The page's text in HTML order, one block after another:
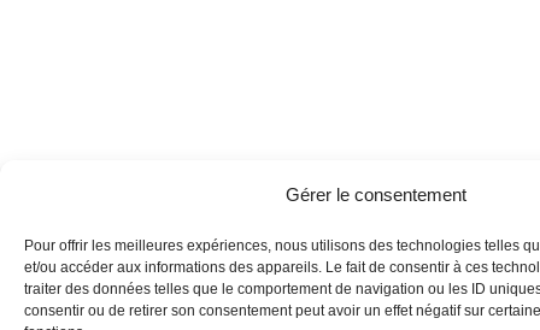
Gérer le consentement
Pour offrir les meilleures expériences, nous utilisons des technologies telles
et/ou accéder aux informations des appareils. Le fait de consentir à ces
traiter des données telles que le comportement de navigation ou les ID
consentir ou de retirer son consentement peut avoir un effet négatif sur